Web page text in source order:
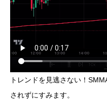
トレンドを見逃さない！
されずにすみます。